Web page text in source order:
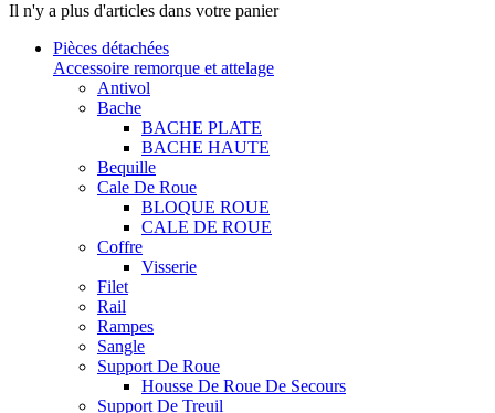
Il n'y a plus d'articles dans votre panier
Pièces détachées
Accessoire remorque et attelage
Antivol
Bache
BACHE PLATE
BACHE HAUTE
Bequille
Cale De Roue
BLOQUE ROUE
CALE DE ROUE
Coffre
Visserie
Filet
Rail
Rampes
Sangle
Support De Roue
Housse De Roue De Secours
Support De Treuil